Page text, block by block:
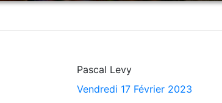
Pascal Levy
Vendredi 17 Février 2023